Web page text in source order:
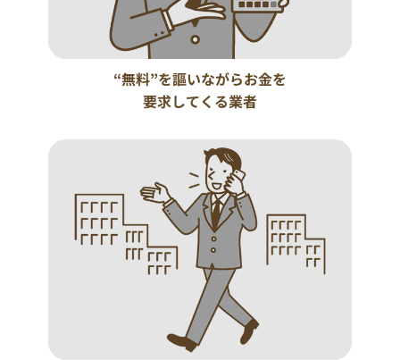
“無料”を謳いながらお金を
要求してくる業者